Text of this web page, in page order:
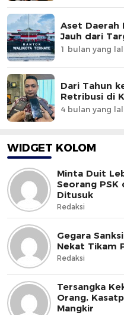
Aset Daerah
Jauh dari
1 bulan yang
Dari Tahun
Retribusi di
4 bulan yang
WIDGET KOLOM
Minta Duit
Seorang PSK
Ditusuk
Redaksi
Gegara
Nekat Tikam
Redaksi
Tersangka
Orang,
Mangkir